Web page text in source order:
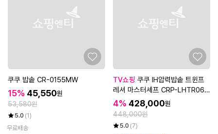
쿠쿠 밥솥 CR-0155MW
15% 45,550원
53,580원
5.0 (1)
무료배송
TV쇼핑
레셔 마스터셰프 CRP-LHTR061
0
4% 428,000원
448,000원
5.0 (7)